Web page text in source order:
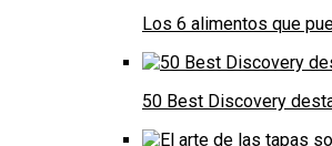
Los 6 alimentos que
50 Best Discovery